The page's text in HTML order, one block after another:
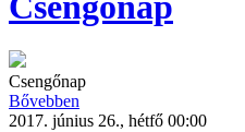
Csengőnap
Bővebben
2017. június 26., hétfő 00:00